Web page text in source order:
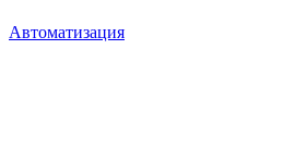
Автоматизация